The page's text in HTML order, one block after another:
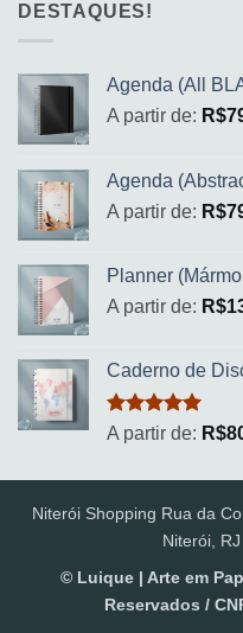
DESTAQUES!
Agenda (All
A partir de: R$
Agenda
A partir de: R$
Planner
A partir de: R$
Caderno de
Avaliação
5.00
A partir de: R$
Niterói Shopping Rua da
Niterói,
© Luique | Arte em
Reservados /